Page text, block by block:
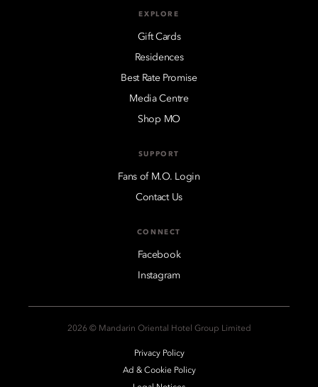
EXPLORE
Gift Cards
Residences
Best Rate Promise
Media Centre
Shop MO
SUPPORT
Fans of M.O. Login
Contact Us
CONNECT
Facebook
Instagram
2026 © Mandarin Oriental Hotel Group Limited
Privacy Policy
Ad & Cookie Policy